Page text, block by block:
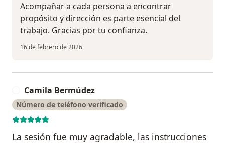
Acompañar a cada persona a encontrar
propósito y dirección es parte esencial del
trabajo. Gracias por tu confianza.
16 de febrero de 2026
Camila Bermúdez
Número de teléfono verificado
La sesión fue muy agradable, las instrucciones